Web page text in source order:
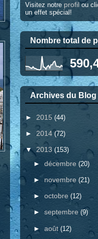
Visitez notre profilou
un effet spécial!
Nombre total de
Archives du Blog
► 2015 (44)
► 2014 (72)
▼ 2013 (153)
► décembre (20)
► novembre (21)
► octobre (12)
► septembre (9)
► août (12)